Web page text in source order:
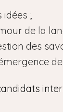
;
de la
des